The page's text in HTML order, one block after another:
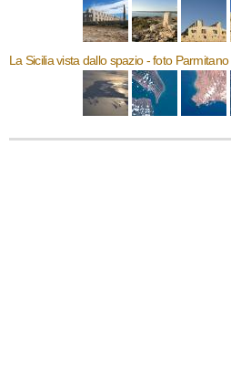
La Sicilia vista dallo spazio - foto Parmitano